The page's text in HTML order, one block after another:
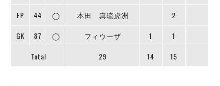
FP
44 ◯ 本田 真琉虎洲
2
GK
87 ◯ フィウーザ 1
1
Total
29 14 15